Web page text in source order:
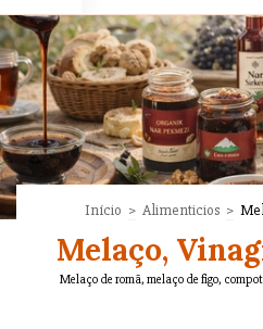
Início > Alimenticios >
Melaço,
Melaço de romã, melaço de figo,